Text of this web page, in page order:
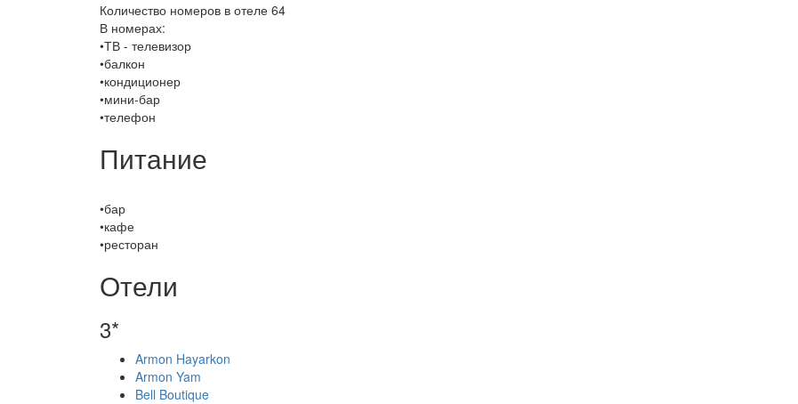
Количество номеров в отеле 64
В номерах:
•ТВ - телевизор
•балкон
•кондиционер
•мини-бар
•телефон
Питание
•бар
•кафе
•ресторан
Отели
3*
Armon Hayarkon
Armon Yam
Bell Boutique